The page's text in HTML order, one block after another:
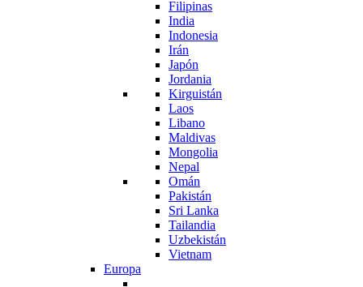
Filipinas
India
Indonesia
Irán
Japón
Jordania
Kirguistán
Laos
Libano
Maldivas
Mongolia
Nepal
Omán
Pakistán
Sri Lanka
Tailandia
Uzbekistán
Vietnam
Europa